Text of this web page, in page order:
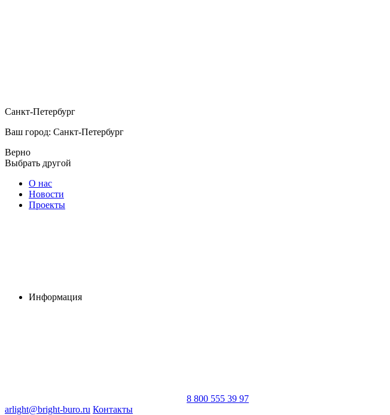
Санкт-Петербург
Ваш город: Санкт-Петербург
Верно
Выбрать другой
О нас
Новости
Проекты
Информация
8 800 555 39 97
arlight@bright-buro.ru Контакты